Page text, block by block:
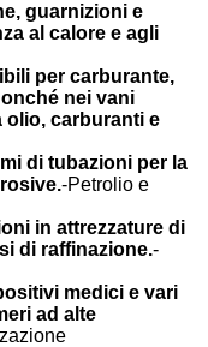
guarnizioni e
al calore e agli
per carburante,
nei vani
olio, carburanti e
di tubazioni per la
-Petrolio e
in attrezzature di
di raffinazione.-
medici e vari
ad alte